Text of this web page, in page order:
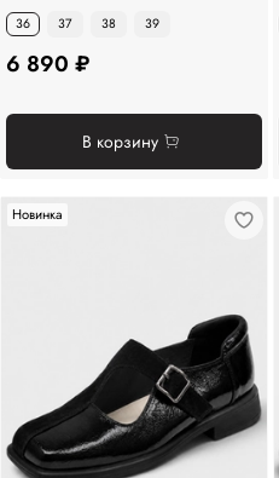
36 37 38 39
6 890 ₽
В корзину
Новинка